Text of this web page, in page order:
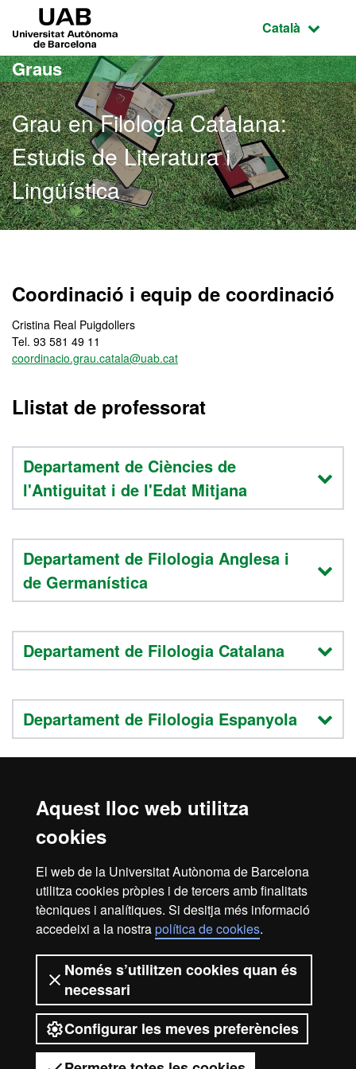
Aquest lloc web utilitza
cookies
El web de la Universitat Autònoma de Barcelona
utilitza cookies pròpies i de tercers amb finalitats
tècniques i analítiques. Si desitja més informació
accedeixi a la nostrapolítica de cookies.
Només s’utilitzen cookies quan és
necessari
Configurar les meves preferències
Ves al contingut principal
Ves a la navegació de la pàgina
Idioma
Català
Graus
Grau en Filologia Catalana:
Estudis de Literatura i
Lingüística
Coordinació i equip de coordinació
Cristina Real Puigdollers
Tel. 93 581 49 11
coordinacio.grau.catala@uab.cat
Llistat de professorat
Departament de Ciències de
l'Antiguitat i de l'Edat Mitjana
Departament de Filologia Anglesa i
de Germanística
Departament de Filologia Catalana
Departament de Filologia Espanyola
Romànica
Departament de Filosofia
Avís legal Protecció de dades
Sobre el web
Accessibilitat web
2026 Universitat Autònoma de
Barcelona